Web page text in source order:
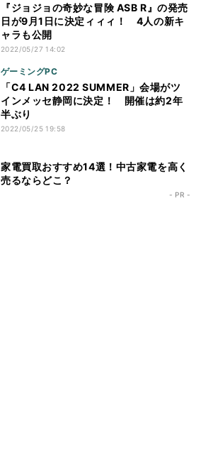
『ジョジョの奇妙な冒険 ASB R』の発売
日が9月1日に決定ィィィ！ 4人の新キ
ャラも公開
2022/05/27 14:02
ゲーミングPC
「C4 LAN 2022 SUMMER」会場がツ
インメッセ静岡に決定！ 開催は約2年
半ぶり
2022/05/25 19:58
家電買取おすすめ14選！中古家電を高く
売るならどこ？
- PR -